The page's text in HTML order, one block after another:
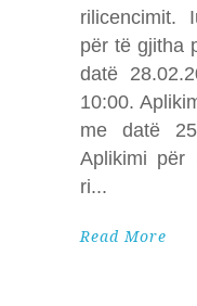
rilicencimit.
për të gjitha
datë
10:00.
me datë
Aplikimi për
ri
Read More